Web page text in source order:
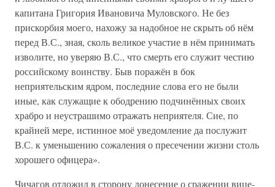
капитана Григория Ивановича Муловского. Не без
прискорбия моего, нахожу за надобное не скрыть об нём
перед В.С., зная, сколь великое участие в нём принимать
изволите, но уверяю В.С., что смерть его служит честию
российскому воинству. Быв поражён в бок
неприятельским ядром, последние слова его не были
иные, как служащие к ободрению подчинённых своих
храбро и неустрашимо отражать неприятеля. Сие, по
крайней мере, истинное моё уведомление да послужит
В.С. к уменьшению сожаления о пресечении жизни столь
хорошего офицера».
Чичагов отложил в сторону донесение о сражении вице-